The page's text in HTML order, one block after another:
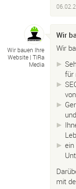
Wir bauen Ihre
Website | TiRa
Media
Wir
Wir
für
ein
mit